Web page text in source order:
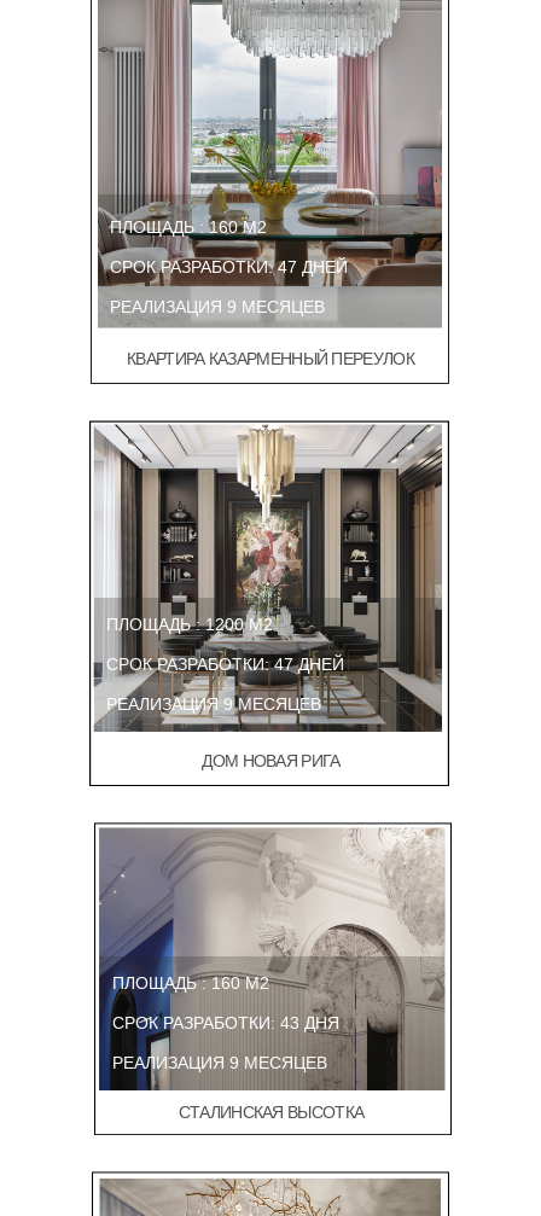
КВАРТИРА КАЗАРМЕННЫЙ ПЕРЕУЛОК
СТАЛИНСКАЯ ВЫСОТКА
ДОМ НОВАЯ РИГА
РЕАЛИЗАЦИЯ 9 МЕСЯЦЕВ
РЕАЛИЗАЦИЯ 9 МЕСЯЦЕВ
РЕАЛИЗАЦИЯ 9 МЕСЯЦЕВ
СРОК РАЗРАБОТКИ: 47 ДНЕЙ
СРОК РАЗРАБОТКИ: 43 ДНЯ
СРОК РАЗРАБОТКИ: 47 ДНЕЙ
ПЛОЩАДЬ : 160 М2
ПЛОЩАДЬ : 160 М2
ПЛОЩАДЬ : 1200 М2